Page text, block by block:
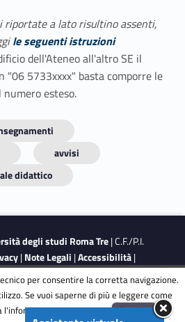
riportate a lato risultino assenti,
le seguenti istruzioni
dell'Ateneo all'altro SE il
"06 5733xxxx" basta comporre le
esteso.
avvisi
didattico
degli studi Roma Tre| C.F./P.I.
|Note Legali |Accessibilità|
| Dichiarazione di accessibilità
and the GooglePrivacy
per consentire la corretta navigazione.
Se vuoi saperne di più e leggere come
l'informativa estesa.ENG
Accetta